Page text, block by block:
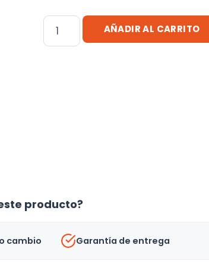
Mancuerna
2.5kg
AÑADIR AL CARRITO
producto?
cambio Garantía de entrega